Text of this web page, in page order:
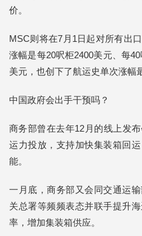
价。
MSC则将在7月1日起对所有出
涨幅是每20呎柜2400美元、每
美元，也创下了航运史单次涨幅
中国政府会出手干预吗？
商务部曾在去年12月的线上发
运力投放，支持加快集装箱回
能。
一月底，商务部又会同交通运
关总署等频频表态并联手提升
率，增加集装箱供应。